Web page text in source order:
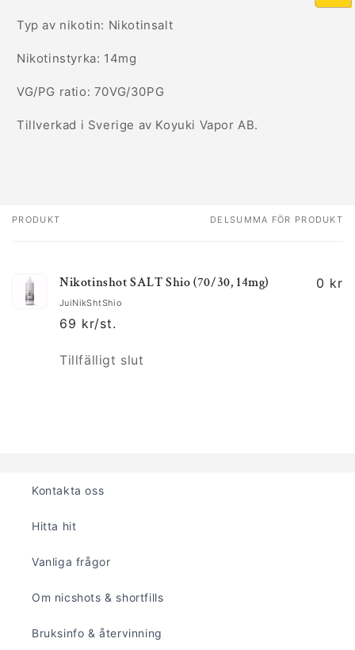
Typ av nikotin: Nikotinsalt
Nikotinstyrka: 14mg
VG/PG ratio: 70VG/30PG
Tillverkad i Sverige av Koyuki Vapor AB.
Din
PRODUKT DELSUMMA FÖR PRODUKT
Nikotinshot SALT Shio (70/30, 14mg)
JuiNikShtShio
69 kr/st.
0 kr
Kvantitet
Tillfälligt slut
Kontakta oss
Hitta hit
Vanliga frågor
Om nicshots & shortfills
Bruksinfo & återvinning